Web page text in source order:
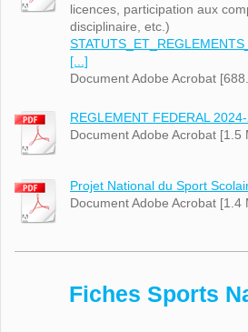
licences, participation aux
disciplinaire, etc.)
[...]
Document Adobe Acrobat
REGLEMENT FEDERAL
Document Adobe Acrobat [1.5
Projet National du Sport
Document Adobe Acrobat [1.4
Fiches Sports